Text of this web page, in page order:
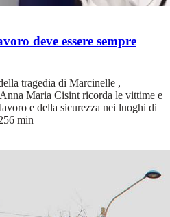
deve essere sempre
tragedia di Marcinelle ,
Maria Cisint ricorda le vittime e
e della sicurezza nei luoghi di
min